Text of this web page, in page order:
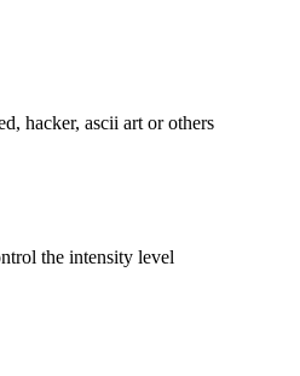
hacker, ascii art or others
the intensity level